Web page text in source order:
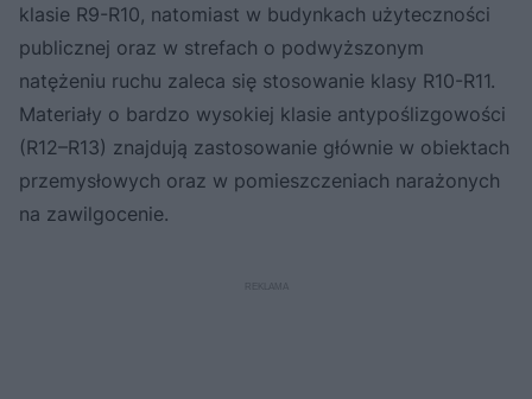
klasie R9-R10, natomiast w budynkach użyteczności
publicznej oraz w strefach o podwyższonym
natężeniu ruchu zaleca się stosowanie klasy R10-R11.
Materiały o bardzo wysokiej klasie antypoślizgowości
(R12–R13) znajdują zastosowanie głównie w obiektach
przemysłowych oraz w pomieszczeniach narażonych
na zawilgocenie.